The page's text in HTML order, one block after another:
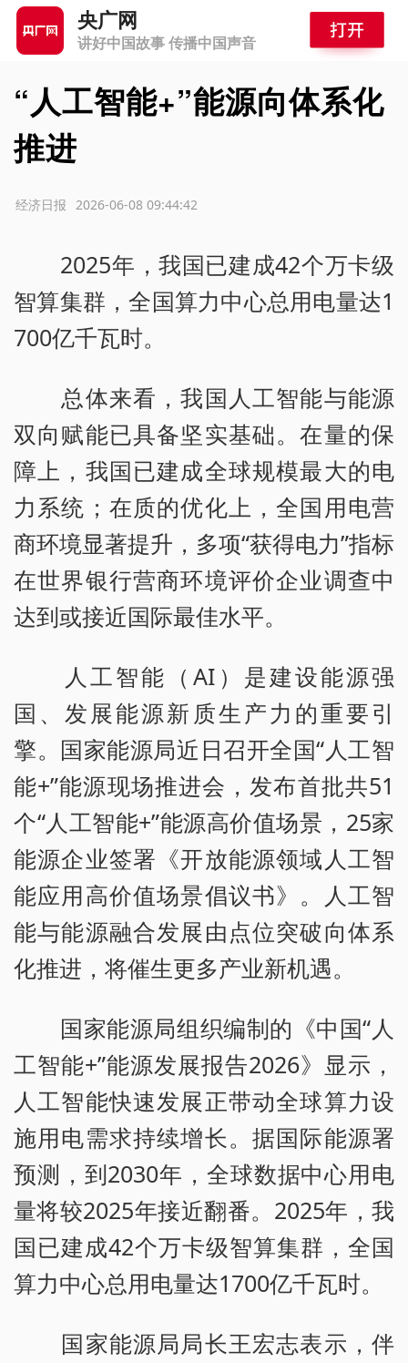
央广网
讲好中国故事 传播中国声音
“人工智能+”能源向体系化
推进
2026-06-08 09:44:42
经济日报
2025年，我国已建成42个万卡级
智算集群，全国算力中心总用电量达1
700亿千瓦时。
总体来看，我国人工智能与能源
双向赋能已具备坚实基础。在量的保
障上，我国已建成全球规模最大的电
力系统；在质的优化上，全国用电营
商环境显著提升，多项“获得电力”指标
在世界银行营商环境评价企业调查中
达到或接近国际最佳水平。
人工智能（AI）是建设能源强
国、发展能源新质生产力的重要引
擎。国家能源局近日召开全国“人工智
能+”能源现场推进会，发布首批共51
个“人工智能+”能源高价值场景，25家
能源企业签署《开放能源领域人工智
能应用高价值场景倡议书》。人工智
能与能源融合发展由点位突破向体系
化推进，将催生更多产业新机遇。
国家能源局组织编制的《中国“人
工智能+”能源发展报告2026》显示，
人工智能快速发展正带动全球算力设
施用电需求持续增长。据国际能源署
预测，到2030年，全球数据中心用电
量将较2025年接近翻番。2025年，我
国已建成42个万卡级智算集群，全国
算力中心总用电量达1700亿千瓦时。
国家能源局局长王宏志表示，伴